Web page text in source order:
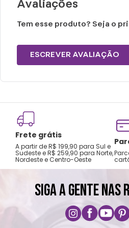
Tamanho M: Beagle,
Cocker Spaniel, Collie, e
Tamanho G/ GG: Boxer,
Inglês, Golden Retriever,
Se você possui um SRD
como são únicos,
acordo com a raça que
parecido.
Cuidados e
Não suspenda o seu Pet
Não deixe o produto ao
Avaliações
Tem esse produto? Seja o
ESCREVER AVALIAÇÃO
Frete grátis
A partir de R$ 199,90 para Sul e
Sudeste e R$ 259,90 para Norte,
Nordeste e Centro-Oeste
SIGA A GENTE NAS